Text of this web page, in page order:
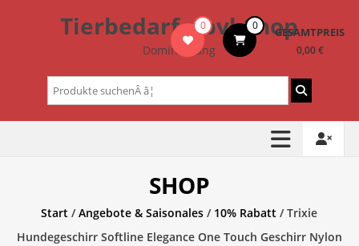
Tierbedarf – bvl-Shop
Dominik Lang
0 0 GESAMTPREIS
0,00 €
Suchen
nach:
SHOP
Start /Angebote & Saisonales / 10% Rabatt / Trixie
Hundegeschirr Softline Elegance One Touch Geschirr Nylon